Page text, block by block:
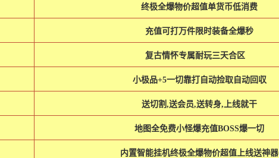
终极全爆物价超值单货币低消费
充值可打万件限时装备全爆秒
复古情怀专属耐玩三天合区
小极品+5一切靠打自动捡取自动回収
送切割,送会员,送转身,上线就干
地图全免费小怪爆充值BOSS爆一切
内置智能挂机终极全爆物价超值上线送神器